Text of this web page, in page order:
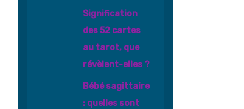
Signification
des 52 cartes
au tarot, que
révèlent-elles ?
Bébé sagittaire
: quelles sont